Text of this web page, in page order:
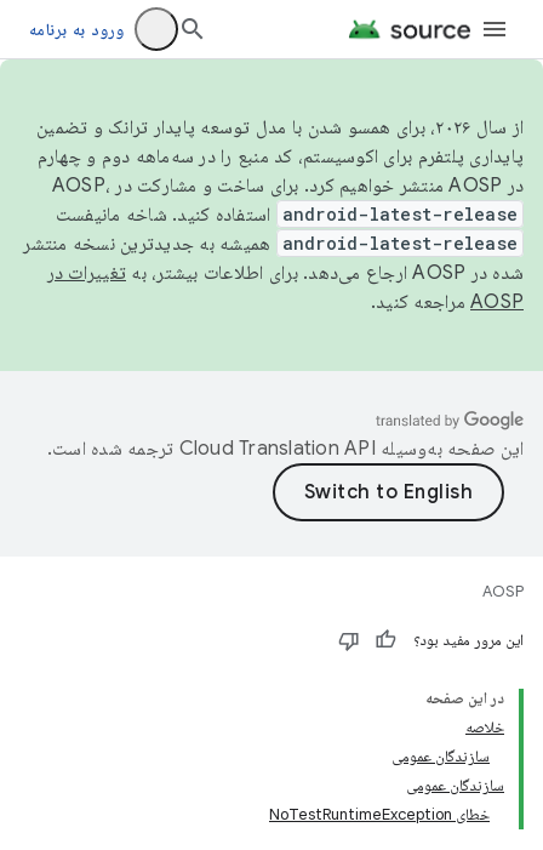
ورود به برنامه
از سال ۲۰۲۶، برای همسو شدن با مدل توسعه پایدار ترانک و تضمین
پایداری پلتفرم برای اکوسیستم، کد منبع را در سه‌ماهه دوم و چهارم
در AOSP منتشر خواهیم کرد. برای ساخت و مشارکت در AOSP،
android-latest-release استفاده کنید. شاخه مانیفست
android-latest-release
همیشه به جدیدترین نسخه منتشر
شده در AOSP ارجاع می‌دهد. برای اطلاعات بیشتر، به
تغییرات در
AOSP مراجعه کنید.
این صفحه به‌وسیله ترجمه شده است.
AOSP
این مرور مفید بود؟
در این صفحه
خلاصه
سازندگان عمومی
سازندگان عمومی
خطای NoTestRuntimeException